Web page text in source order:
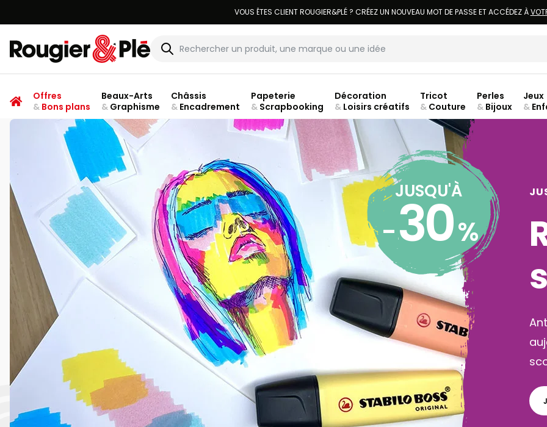
LIVRAISON À DOMICILE OFFERTE DÈS 70€.VOIR CONDITIONS
Rougier & Plé
Offres
&Bons plans
Beaux-Arts
&Graphisme
Châssis
&Encadrement
Papeterie
&Scrapbooking
Décoration
&Loisirs créatifs
Tricot
& Couture
Perles
& Bijoux
Jeux
&
JUSQU'À
-30%